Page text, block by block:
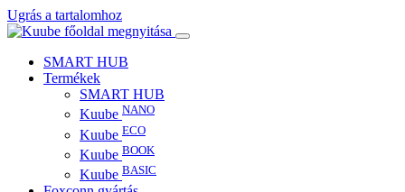
Ugrás a tartalomhoz
SMART HUB
Termékek
SMART HUB
Kuube NANO
Kuube ECO
Kuube BOOK
Kuube BASIC